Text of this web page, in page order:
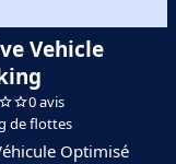
Vehicle
0 avis
de flottes
Optimisé